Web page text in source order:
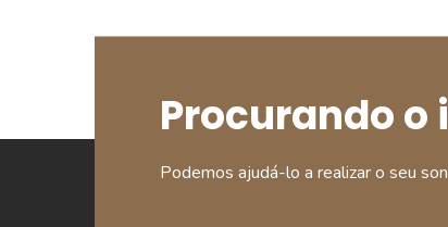
Procurando o
Podemos ajudá-lo a realizar o seu